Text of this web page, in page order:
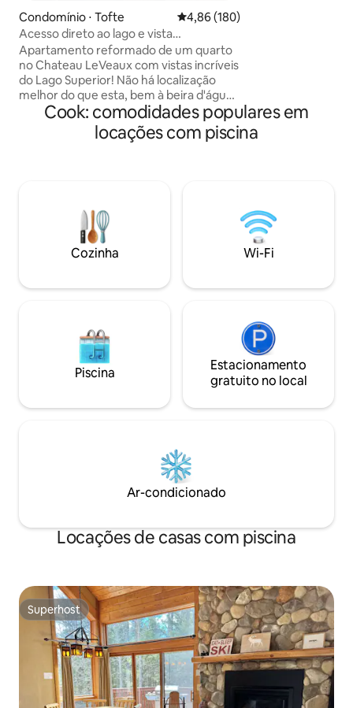
Condomínio ⋅ Tofte 4,86 de uma avaliação média de
4,86 (180)
Acesso direto ao lago e vista
espetacular!
Apartamento reformado de um quarto
no Chateau LeVeaux com vistas incríveis
do Lago Superior! Não há localização
melhor do que esta, bem à beira d'água,
com fácil acesso a trilhas, restaurantes e
atividades na Costa Norte. Depois de um
dia de atividades ao ar livre, aproveite as
de escadas que levam aos penhascos e à
margem privativa da propriedade à beira
ultraconfortável, lareira e pátio com
durante o dia e
noite. Seu
Superior está à
Cook: comodidades populares em
locações com piscina
Cozinha Wi-Fi
Piscina
Estacionamento
gratuito no local
Ar-condicionado
Locações de casas com piscina
Superhost
Superhost